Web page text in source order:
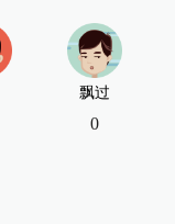
飘过
0